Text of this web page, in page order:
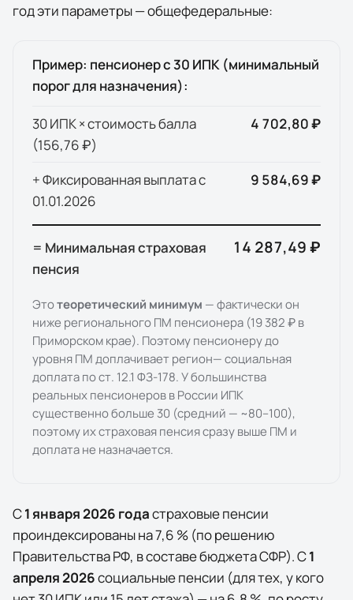
год эти параметры — общефедеральные:
Пример: пенсионер с 30 ИПК (минимальный
порог для назначения):
30 ИПК × стоимость балла
(156,76 ₽)
4 702,80 ₽
+ Фиксированная выплата с
01.01.2026
9 584,69 ₽
= Минимальная страховая
пенсия
14 287,49 ₽
Этотеоретический минимум — фактически он
ниже регионального ПМ пенсионера (19 382 ₽в
Приморском крае). Поэтому пенсионеру до
уровня ПМ доплачиваетрегион— социальная
доплата по ст. 12.1 ФЗ-178. У большинства
реальных пенсионеров в России ИПК
существенно больше 30 (средний — ~80–100),
поэтому их страховая пенсия сразу выше ПМ и
доплата не назначается.
С1 января2026 годастраховые пенсии
проиндексированы на7,6 % (по решению
Правительства РФ, в составе бюджета СФР). С1
апреля2026социальные пенсии (для тех, у кого